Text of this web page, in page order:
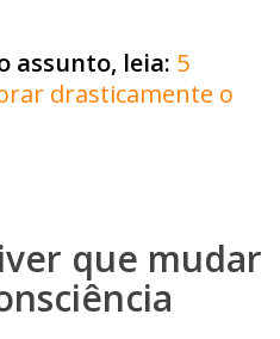
assunto, leia: 5
drasticamente o
que mudar